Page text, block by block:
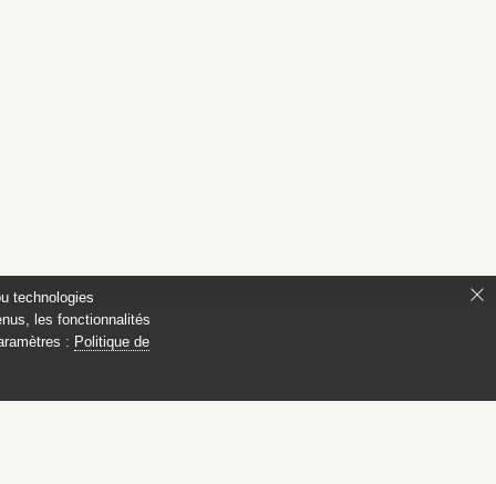
technologies
les fonctionnalités
: Politique de